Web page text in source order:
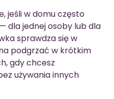
jeśli w domu często
dla jednej osoby lub dla
sprawdza się w
podgrzać w krótkim
gdy chcesz
używania innych